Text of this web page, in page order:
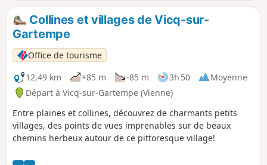
Collines et villages de Vicq-sur-
Gartempe
Office de tourisme
12,49 km
+85 m -85 m 3h 50
Moyenne
Départ à Vicq-sur-Gartempe (Vienne)
Entre plaines et collines, découvrez de charmants petits
villages, des points de vues imprenables sur de beaux
chemins herbeux autour de ce pittoresque village!